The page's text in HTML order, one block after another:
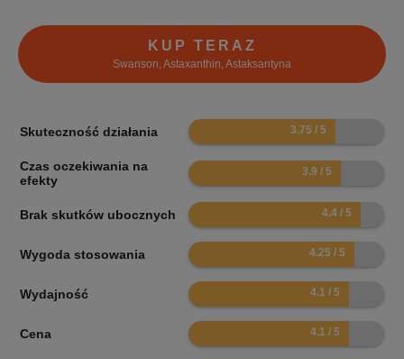
KUP TERAZ
Swanson, Astaxanthin, Astaksantyna
Skuteczność działania 7.5
Czas oczekiwania na
efekty
7.8
Brak skutków ubocznych 8.8
Wygoda stosowania 8.5
Wydajność 8.2
Cena 8.2